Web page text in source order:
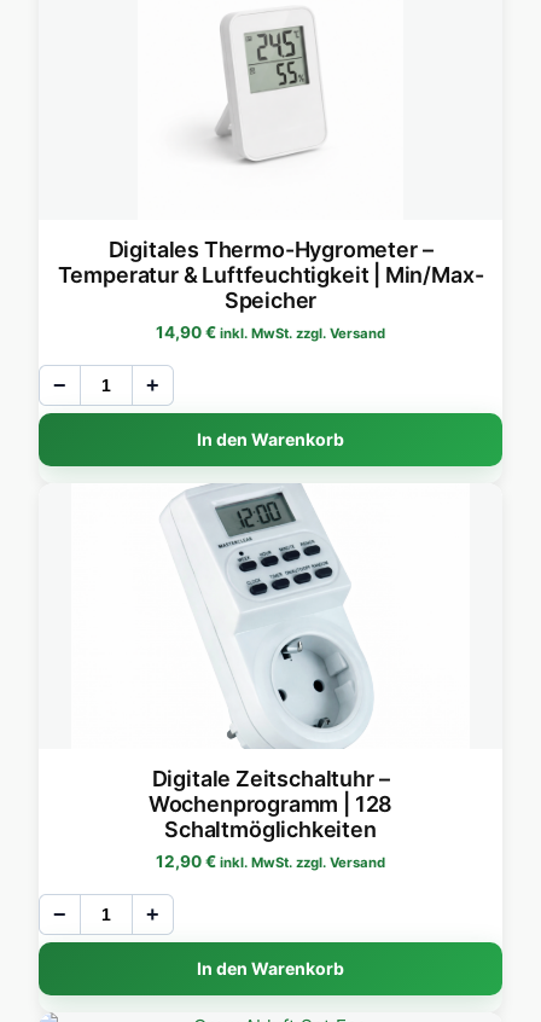
Digitales Thermo-Hygrometer –
Temperatur & Luftfeuchtigkeit | Min/Max-
Speicher
14,90€ inkl. MwSt. zzgl. Versand
− +
In den Warenkorb
Digitale Zeitschaltuhr –
Wochenprogramm | 128
Schaltmöglichkeiten
12,90€ inkl. MwSt. zzgl. Versand
− +
In den Warenkorb